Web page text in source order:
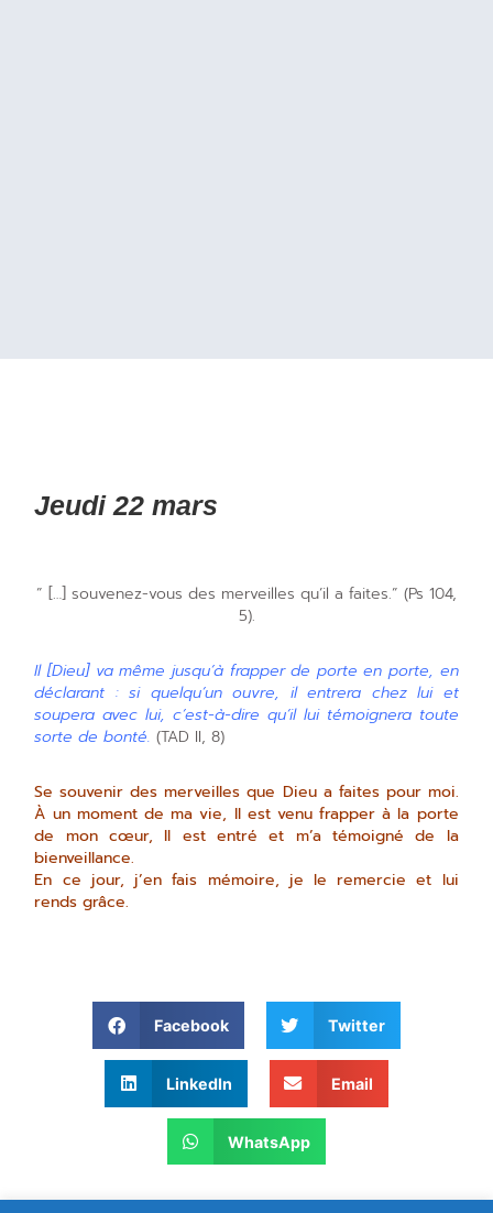
Jeudi 22 mars
” […] souvenez-vous des merveilles qu’il a faites.” (Ps 104,
5).
Il [Dieu] va même jusqu’à frapper de porte en porte, en
déclarant : si quelqu’un ouvre, il entrera chez lui et
soupera avec lui, c’est-à-dire qu’il lui témoignera toute
sorte de bonté. (TAD II, 8)
Se souvenir des merveilles que Dieu a faites pour moi.
À un moment de ma vie, Il est venu frapper à la porte
de mon cœur, Il est entré et m’a témoigné de la
bienveillance.
En ce jour, j’en fais mémoire, je le remercie et lui
rends grâce.
Facebook Twitter
LinkedIn Email
WhatsApp